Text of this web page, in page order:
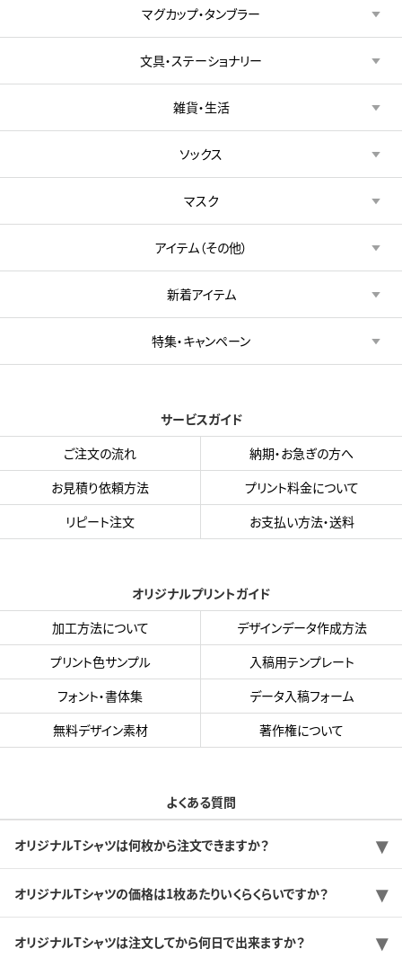
マグカップ・タンブラー
文具・ステーショナリー
雑貨・生活
ソックス
マスク
アイテム（その他）
新着アイテム
特集・キャンペーン
サービスガイド
ご注文の流れ
納期・お急ぎの方へ
お見積り依頼方法
プリント料金について
リピート注文
お支払い方法・送料
オリジナルプリントガイド
加工方法について
デザインデータ作成方法
プリント色サンプル
入稿用テンプレート
フォント・書体集
データ入稿フォーム
無料デザイン素材
著作権について
よくある質問
オリジナルTシャツは何枚から注文できますか？
オリジナルTシャツの価格は1枚あたりいくらくらいですか？
オリジナルTシャツは注文してから何日で出来ますか？